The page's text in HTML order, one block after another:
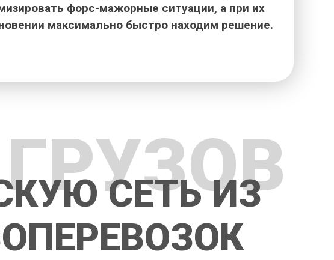
форс-мажорные ситуации, а при их
максимально быстро находим решение.
СЕТЬ ИЗ